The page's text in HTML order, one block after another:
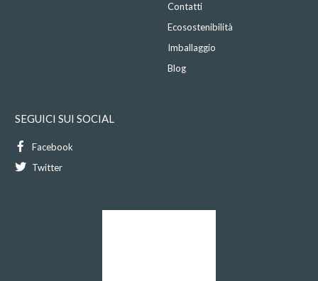
Contatti
Ecosostenibilità
Imballaggio
Blog
SEGUICI SUI SOCIAL
Facebook
Twitter